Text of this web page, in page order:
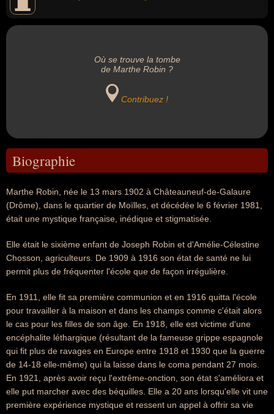
Où se trouve la tombe
de Marthe Robin ?
Contribuez !
Biographie
Marthe Robin, née le 13 mars 1902 à Châteauneuf-de-Galaure
(Drôme), dans le quartier de Moïlles, et décédée le 6 février 1981,
était une mystique française, inédique et stigmatisée.
Elle était le sixième enfant de Joseph Robin et d'Amélie-Célestine
Chosson, agriculteurs. De 1909 à 1916 son état de santé ne lui
permit plus de fréquenter l'école que de façon irrégulière.
En 1911, elle fit sa première communion et en 1916 quitta l'école
pour travailler à la maison et dans les champs comme c'était alors
le cas pour les filles de son âge. En 1918, elle est victime d'une
encéphalite léthargique (résultant de la fameuse grippe espagnole
qui fit plus de ravages en Europe entre 1918 et 1930 que la guerre
de 14-18 elle-même) qui la laisse dans le coma pendant 27 mois.
En 1921, après avoir reçu l'extrême-onction, son état s'améliora et
elle put marcher avec des béquilles. Elle a 20 ans lorsqu'elle vit une
première expérience mystique et ressent un appel à offrir sa vie